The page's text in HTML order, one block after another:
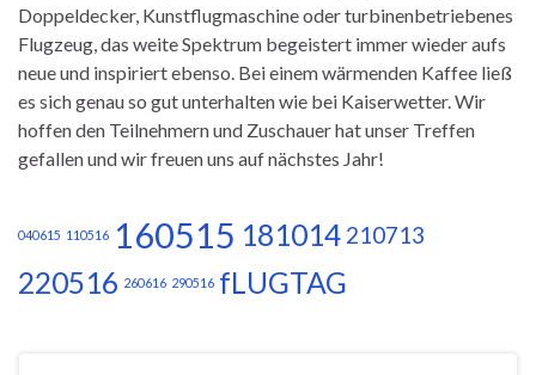
Doppeldecker, Kunstflugmaschine oder turbinenbetriebenes
Flugzeug, das weite Spektrum begeistert immer wieder aufs
neue und inspiriert ebenso. Bei einem wärmenden Kaffee ließ
es sich genau so gut unterhalten wie bei Kaiserwetter. Wir
hoffen den Teilnehmern und Zuschauer hat unser Treffen
gefallen und wir freuen uns auf nächstes Jahr!
040615 110516 160515 181014 210713
220516 260616 290516 fLUGTAG